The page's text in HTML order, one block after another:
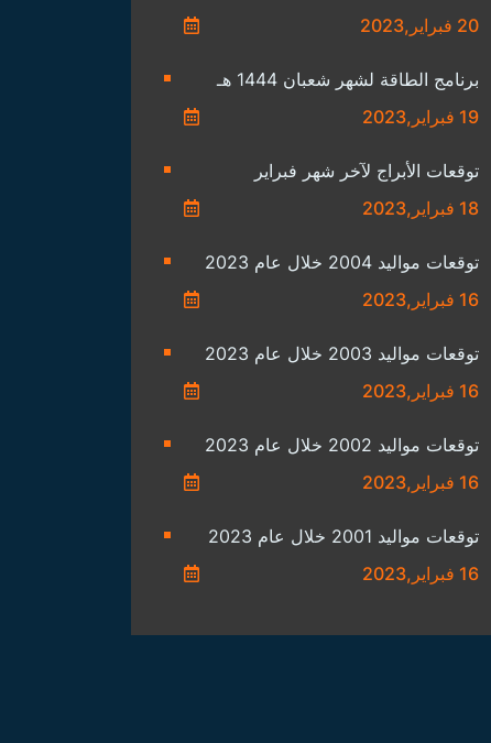
20 فبراير,2023
برنامج الطاقة لشهر شعبان 1444 هـ
19 فبراير,2023
توقعات الأبراج لآخر شهر فبراير
18 فبراير,2023
توقعات مواليد 2004 خلال عام 2023
16 فبراير,2023
توقعات مواليد 2003 خلال عام 2023
16 فبراير,2023
توقعات مواليد 2002 خلال عام 2023
16 فبراير,2023
توقعات مواليد 2001 خلال عام 2023
16 فبراير,2023